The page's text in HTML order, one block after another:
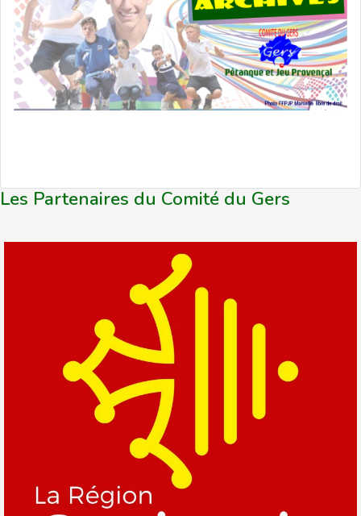
Les Partenaires du Comité du Gers